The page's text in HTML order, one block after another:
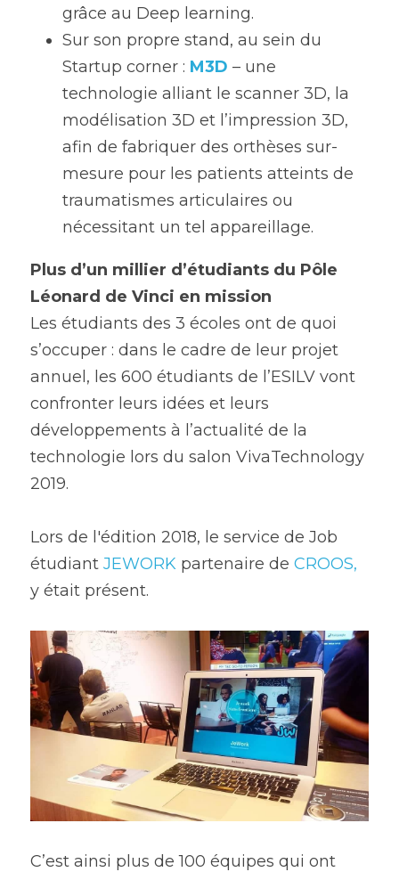
grâce au Deep learning.
Sur son propre stand, au sein du
Startup corner : M3D – une
technologie alliant le scanner 3D, la
modélisation 3D et l’impression 3D,
afin de fabriquer des orthèses sur-
mesure pour les patients atteints de
traumatismes articulaires ou
nécessitant un tel appareillage.
Plus d’un millier d’étudiants du Pôle
Léonard de Vinci en mission
Les étudiants des 3 écoles ont de quoi
s’occuper : dans le cadre de leur projet
annuel, les 600 étudiants de l’ESILV vont
confronter leurs idées et leurs
développements à l’actualité de la
technologie lors du salon VivaTechnology
2019.
Lors de l'édition 2018, le service de Job
étudiant JEWORK partenaire de CROOS,
y était présent.
C’est ainsi plus de 100 équipes qui ont